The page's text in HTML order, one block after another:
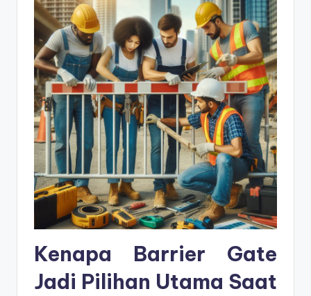
Kenapa Barrier Gate
Jadi Pilihan Utama Saat